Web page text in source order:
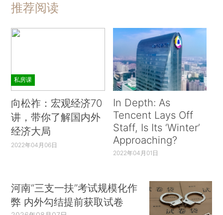
推荐阅读
私房课
向松祚：宏观经济70
讲，带你了解国内外
经济大局
2022年04月06日
In Depth: As
Tencent Lays Off
Staff, Is Its ‘Winter’
Approaching?
2022年04月01日
河南“三支一扶”考试规模化作
弊 内外勾结提前获取试卷